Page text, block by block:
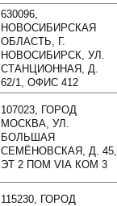
630096,
НОВОСИБИРСКАЯ
ОБЛАСТЬ, Г.
НОВОСИБИРСК, УЛ.
СТАНЦИОННАЯ, Д.
62/1, ОФИС 412
107023, ГОРОД
МОСКВА, УЛ.
БОЛЬШАЯ
СЕМЁНОВСКАЯ, Д. 45,
ЭТ 2 ПОМ VIА КОМ 3
115230, ГОРОД